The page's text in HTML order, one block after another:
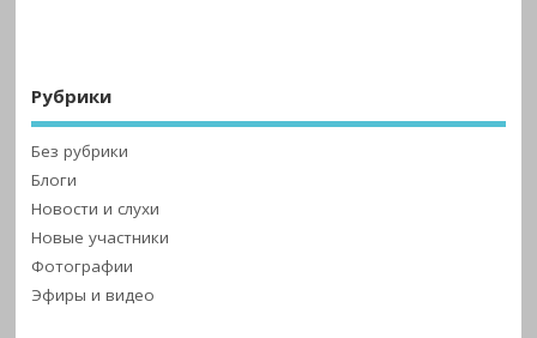
Рубрики
Без рубрики
Блоги
Новости и слухи
Новые участники
Фотографии
Эфиры и видео